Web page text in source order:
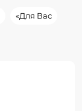
«Для Вас